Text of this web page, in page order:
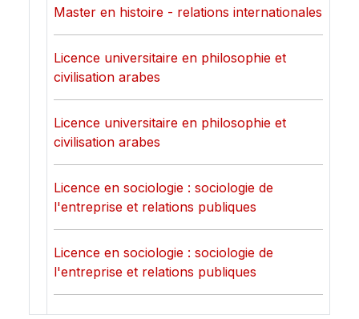
Master en histoire - relations internationales
Licence universitaire en philosophie et
civilisation arabes
Licence universitaire en philosophie et
civilisation arabes
Licence en sociologie : sociologie de
l'entreprise et relations publiques
Licence en sociologie : sociologie de
l'entreprise et relations publiques